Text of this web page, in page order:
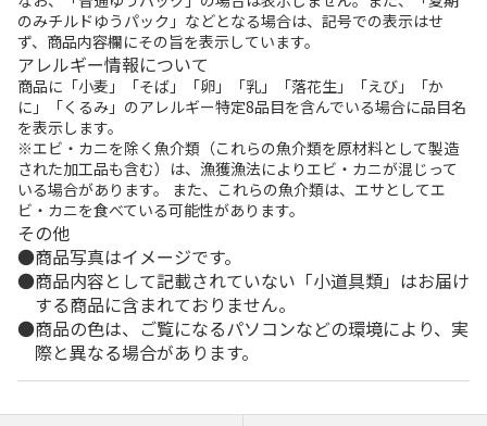
のみチルドゆうパック」などとなる場合は、記号での表示はせ
ず、商品内容欄にその旨を表示しています。
アレルギー情報について
商品に「小麦」「そば」「卵」「乳」「落花生」「えび」「か
に」「くるみ」のアレルギー特定8品目を含んでいる場合に品目名
を表示します。
※エビ・カニを除く魚介類（これらの魚介類を原材料として製造
された加工品も含む）は、漁獲漁法によりエビ・カニが混じって
いる場合があります。 また、これらの魚介類は、エサとしてエ
ビ・カニを食べている可能性があります。
その他
商品写真はイメージです。
商品内容として記載されていない「小道具類」はお届け
する商品に含まれておりません。
商品の色は、ご覧になるパソコンなどの環境により、実
際と異なる場合があります。